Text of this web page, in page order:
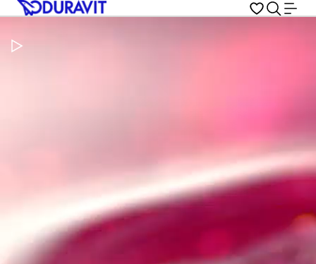
Metti in pausa il video